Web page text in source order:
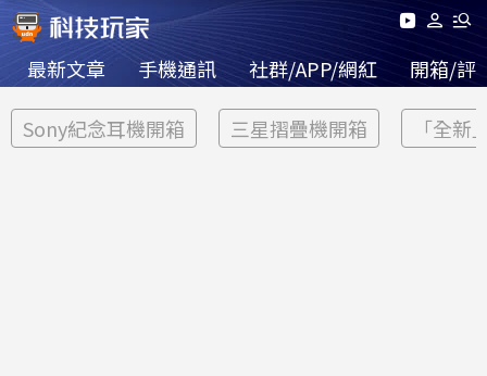
最新文章 手機通訊 社群/APP/網紅 開箱/評
Sony紀念耳機開箱 三星摺疊機開箱 「全新